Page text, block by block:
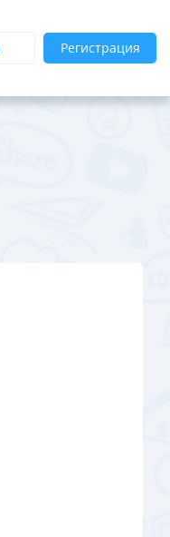
Регистрация